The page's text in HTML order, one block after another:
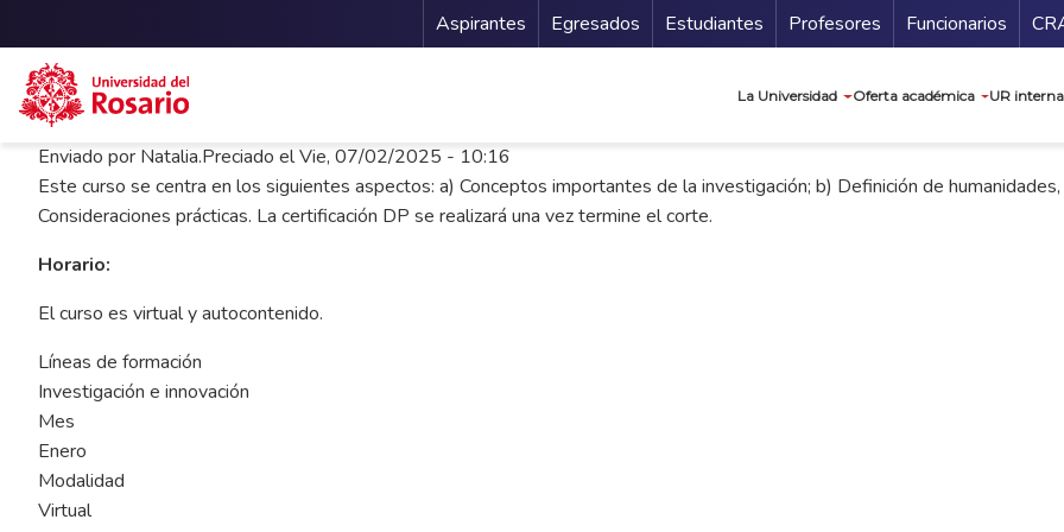
Pasar al contenido principal
Menu Secundario
Aspirantes Egresados Estudiantes Profesores Funcionarios
La Universidad Oferta académica UR
Enviado por Natalia.Preciado elVie, 07/02/2025 - 10:16
Este curso se centra en los siguientes aspectos: a) Conceptos importantes de la investigación; b) Definición de
Consideraciones prácticas. La certificación DP se realizará una vez termine el corte.
Horario:
El curso es virtual y autocontenido.
Líneas de formación
Investigación e innovación
Mes
Enero
Modalidad
Virtual